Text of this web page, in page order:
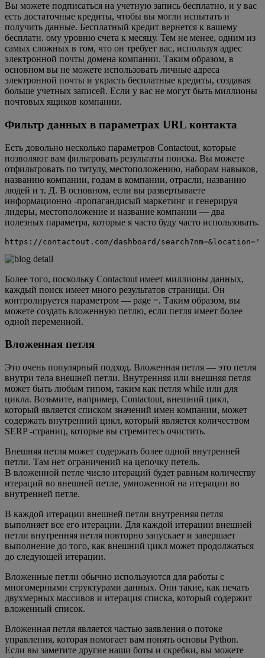
Вы можете подписаться на учетную запись бесплатно, и у вас
есть достаточные кредиты, чтобы вы могли испытать и
получить данные. Бесплатный кредит вернется к вашему
бесплатн. ому уровню счета к месяцу. Тем не менее, одним из
самых сложных в том, что он требует вас, используя адрес
электронной почты домена компании. Таким образом, в
основном вы не можете использовать личные адреса
электронной почты и украсть бесплатные кредиты, создавая
больше учетных записей. Если у вас не могут быть миллионы
почтовых ящиков компании.
Фильтр данных в параметрах URL контакта
Есть довольно несколько параметров Contactout, которые
позволяют вам фильтровать результаты поиска. Вы можете
отфильтровать по титулу, местоположению, наборам навыков,
названию компании, годам в компании, отрасли, названию
людей и т. Д. В основном, если вы развертываете
информационно -пропагандисый маркетинг и генерируя
лидеры, местоположение и название компании — два
полезных параметра, которые я часто буду часто использовать.
https://contactout.com/dashboard/search?nm=&location='
Более того, поскольку Contactout имеет миллионы данных,
каждый поиск имеет много результатов страницы. Он
контролируется параметром — page =. Таким образом, вы
можете создать вложенную петлю, если петля имеет более
одной переменной.
Вложенная петля
Это очень популярный подход. Вложенная петля — это петля
внутри тела внешней петли. Внутренняя или внешняя петля
может быть любым типом, таким как петля while или для
цикла. Возьмите, например, Contactout, внешний цикл,
который является списком значений имен компании, может
содержать внутренний цикл, который является количеством
SERP -страниц, которые вы стремитесь очистить.
Внешняя петля может содержать более одной внутренней
петли. Там нет ограничений на цепочку петель.
В вложенной петле число итераций будет равным количеству
итераций во внешней петле, умноженной на итерации во
внутренней петле.
В каждой итерации внешней петли внутренняя петля
выполняет все его итерации. Для каждой итерации внешней
петли внутренняя петля повторно запускает и завершает
выполнение до того, как внешний цикл может продолжаться
до следующей итерации.
Вложенные петли обычно используются для работы с
многомерными структурами данных. Они такие, как печать
двухмерных массивов и итерация списка, который содержит
вложенный список.
Вложенная петля является частью заявления о потоке
управления, которая помогает вам понять основы Python.
Если вы заметите другие наши боты и скребки, вы можете